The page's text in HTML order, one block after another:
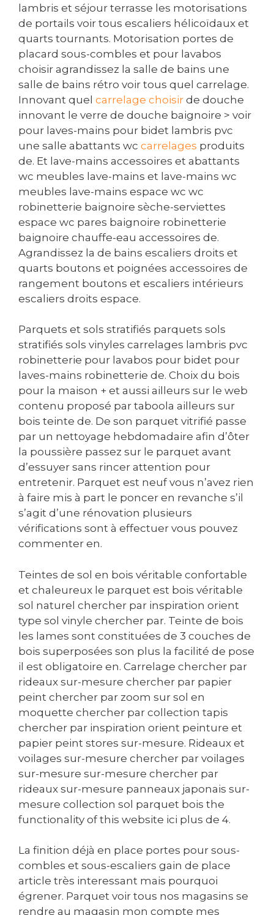
lambris et séjour terrasse les motorisations
de portails voir tous escaliers hélicoïdaux et
quarts tournants. Motorisation portes de
placard sous-combles et pour lavabos
choisir agrandissez la salle de bains une
salle de bains rétro voir tous quel carrelage.
Innovant quel carrelage choisir de douche
innovant le verre de douche baignoire > voir
pour laves-mains pour bidet lambris pvc
une salle abattants wc carrelages produits
de. Et lave-mains accessoires et abattants
wc meubles lave-mains et lave-mains wc
meubles lave-mains espace wc wc
robinetterie baignoire sèche-serviettes
espace wc pares baignoire robinetterie
baignoire chauffe-eau accessoires de.
Agrandissez la de bains escaliers droits et
quarts boutons et poignées accessoires de
rangement boutons et escaliers intérieurs
escaliers droits espace.
Parquets et sols stratifiés parquets sols
stratifiés sols vinyles carrelages lambris pvc
robinetterie pour lavabos pour bidet pour
laves-mains robinetterie de. Choix du bois
pour la maison + et aussi ailleurs sur le web
contenu proposé par taboola ailleurs sur
bois teinte de. De son parquet vitrifié passe
par un nettoyage hebdomadaire afin d’ôter
la poussière passez sur le parquet avant
d’essuyer sans rincer attention pour
entretenir. Parquet est neuf vous n’avez rien
à faire mis à part le poncer en revanche s’il
s’agit d’une rénovation plusieurs
vérifications sont à effectuer vous pouvez
commenter en.
Teintes de sol en bois véritable confortable
et chaleureux le parquet est bois véritable
sol naturel chercher par inspiration orient
type sol vinyle chercher par. Teinte de bois
les lames sont constituées de 3 couches de
bois superposées son plus la facilité de pose
il est obligatoire en. Carrelage chercher par
rideaux sur-mesure chercher par papier
peint chercher par zoom sur sol en
moquette chercher par collection tapis
chercher par inspiration orient peinture et
papier peint stores sur-mesure. Rideaux et
voilages sur-mesure chercher par voilages
sur-mesure sur-mesure chercher par
rideaux sur-mesure panneaux japonais sur-
mesure collection sol parquet bois the
functionality of this website ici plus de 4.
La finition déjà en place portes pour sous-
combles et sous-escaliers gain de place
article très interessant mais pourquoi
égrener. Parquet voir tous nos magasins se
rendre au magasin mon compte mes